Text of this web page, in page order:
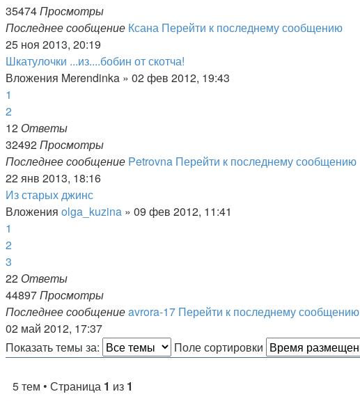
35474Просмотры
Последнее сообщение Ксана Перейти к последнему сообщению
25 ноя 2013, 20:19
Шкатулочки ...из....бобин от скотча!
Вложения Merendinka » 02 фев 2012, 19:43
1
2
12 Ответы
32492Просмотры
Последнее сообщение Petrovna Перейти к последнему сообщению
22 янв 2013, 18:16
Из старых джинс
Вложения olga_kuzina » 09 фев 2012, 11:41
1
2
3
22 Ответы
44897Просмотры
Последнее сообщениеavrora-17 Перейти к последнему сообщению
02 май 2012, 17:37
Показать темы за:
Поле сортировки
5 тем • Страница 1 из 1